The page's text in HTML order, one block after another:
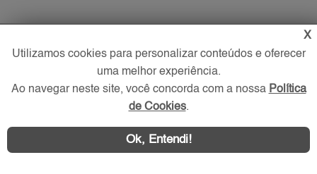
Imóveis
X
Utilizamos cookies para personalizar conteúdos e oferecer
uma melhor experiência.
Ao navegar neste site, você concorda com a nossa Política
de Cookies.
Ok, Entendi!